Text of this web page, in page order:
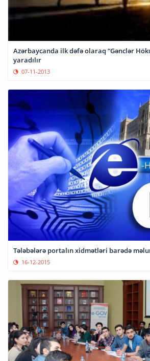
Azərbaycanda ilk dəfə olaraq “Gənclər
yaradılır
07-11-2013
Tələbələrə portalın xidmətləri barədə
16-12-2015